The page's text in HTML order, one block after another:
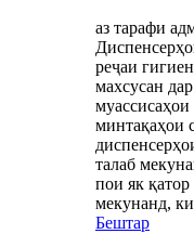
аз тарафи
реҷаи
махсусан
муассисаҳои
минтақаҳои
талаб
пои як
мекунанд,
Бештар